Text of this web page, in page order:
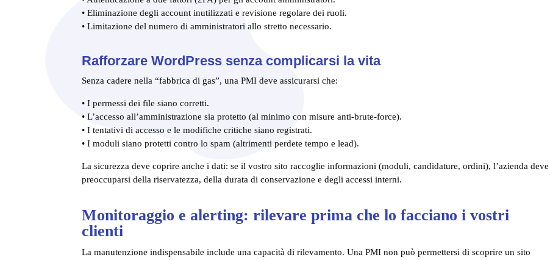
• Eliminazione degli account inutilizzati e revisione regolare dei ruoli.
• Limitazione del numero di amministratori allo stretto necessario.
Rafforzare WordPress senza complicarsi la vita
Senza cadere nella “fabbrica di gas”, una PMI deve assicurarsi che:
• I permessi dei file siano corretti.
• L’accesso all’amministrazione sia protetto (al minimo con misure anti-brute-force).
• I tentativi di accesso e le modifiche critiche siano registrati.
• I moduli siano protetti contro lo spam (altrimenti perdete tempo e lead).
La sicurezza deve coprire anche i dati: se il vostro sito raccoglie informazioni (moduli, candidature, ordini), l’azienda deve
preoccuparsi della riservatezza, della durata di conservazione e degli accessi interni.
Monitoraggio e alerting: rilevare prima che lo facciano i vostri
clienti
La manutenzione indispensabile include una capacità di rilevamento. Una PMI non può permettersi di scoprire un sito